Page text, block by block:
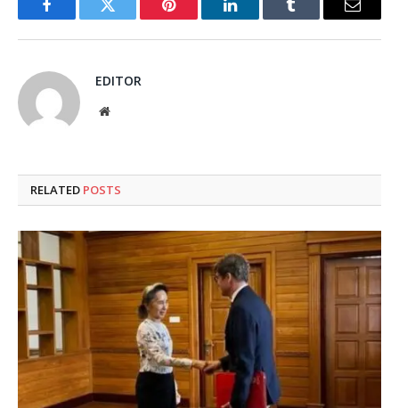
FacebookTwitter Pinterest LinkedInTumblr Email
EDITOR
Website
RELATED POSTS